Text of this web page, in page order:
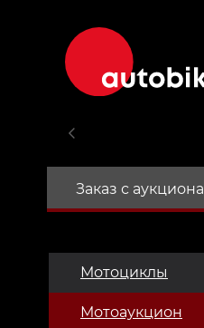
Заказ с аукциона
Мотоциклы
Мотоаукцион